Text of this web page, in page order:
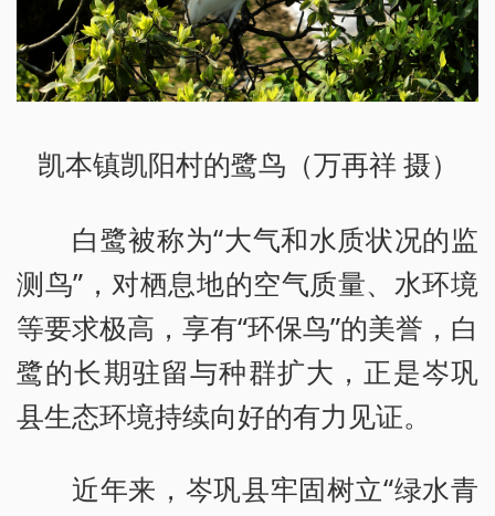
凯本镇凯阳村的鹭鸟（万再祥 摄）
白鹭被称为“大气和水质状况的监
测鸟”，对栖息地的空气质量、水环境
等要求极高，享有“环保鸟”的美誉，白
鹭的长期驻留与种群扩大，正是岑巩
县生态环境持续向好的有力见证。
近年来，岑巩县牢固树立“绿水青